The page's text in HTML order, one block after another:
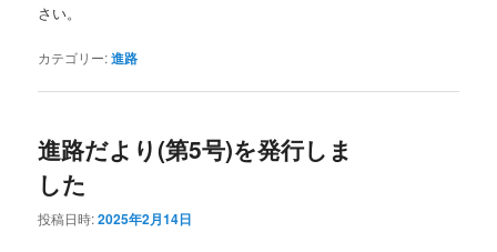
さい。
カテゴリー:進路
進路だより(第5号)を発行しま
した
投稿日時:2025年2月14日